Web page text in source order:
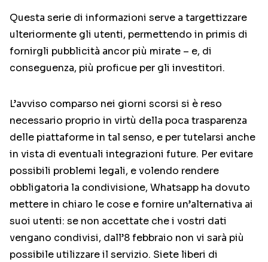
Questa serie di informazioni serve a targettizzare
ulteriormente gli utenti, permettendo in primis di
fornirgli pubblicità ancor più mirate – e, di
conseguenza, più proficue per gli investitori.
L’avviso comparso nei giorni scorsi si è reso
necessario proprio in virtù della poca trasparenza
delle piattaforme in tal senso, e per tutelarsi anche
in vista di eventuali integrazioni future. Per evitare
possibili problemi legali, e volendo rendere
obbligatoria la condivisione, Whatsapp ha dovuto
mettere in chiaro le cose e fornire un’alternativa ai
suoi utenti: se non accettate che i vostri dati
vengano condivisi, dall’8 febbraio non vi sarà più
possibile utilizzare il servizio. Siete liberi di